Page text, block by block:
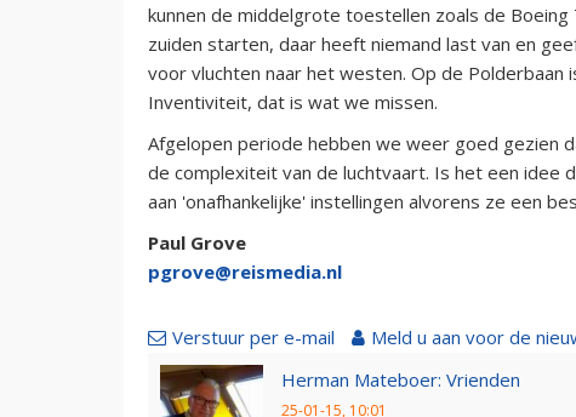
kunnen de middelgrote toestellen zoals de
zuiden starten, daar heeft niemand last van en
voor vluchten naar het westen. Op de Polderbaan
Inventiviteit, dat is wat we missen.
Afgelopen periode hebben we weer goed gezien
de complexiteit van de luchtvaart. Is het een idee
aan 'onafhankelijke' instellingen alvorens ze een
Paul Grove
pgrove@reismedia.nl
Verstuur per e-mail Meld u aan voor de
Herman Mateboer: Vrienden
25-01-15, 10:01